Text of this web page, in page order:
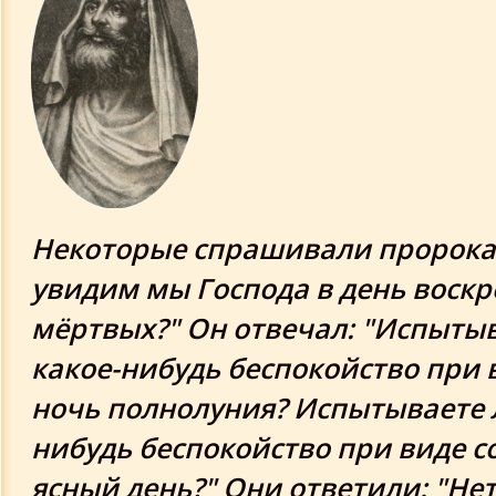
Некоторые спрашивали
увидим мы Господа в день
мёртвых?" Он отвечал:
какое-нибудь беспокойство при
ночь полнолуния? Испытываете
нибудь беспокойство при виде
ясный день?" Они ответили:
Исламские предсказания
Пророчества Нади Грант
Пророчества Орваля и Премоля
Мишель Нострадамус "Послание
Пророчество индейцев Хопи
Пророчество из книги Теун Марез
“Возвращение воинов”
Переданное индейцам около 2000 лет
назад Пророчество Разрушителя